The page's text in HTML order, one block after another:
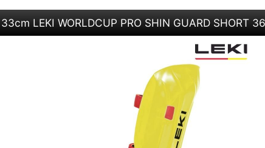
LEKI WORLDCUP PRO SHIN GUARD SHORT